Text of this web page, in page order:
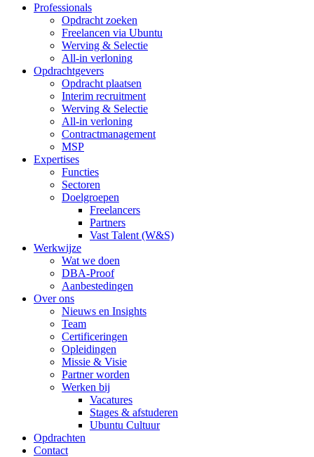
Professionals
Opdracht zoeken
Freelancen via Ubuntu
Werving & Selectie
All-in verloning
Opdrachtgevers
Opdracht plaatsen
Interim recruitment
Werving & Selectie
All-in verloning
Contractmanagement
MSP
Expertises
Functies
Sectoren
Doelgroepen
Freelancers
Partners
Vast Talent (W&S)
Werkwijze
Wat we doen
DBA-Proof
Aanbestedingen
Over ons
Nieuws en Insights
Team
Certificeringen
Opleidingen
Missie & Visie
Partner worden
Werken bij
Vacatures
Stages & afstuderen
Ubuntu Cultuur
Opdrachten
Contact